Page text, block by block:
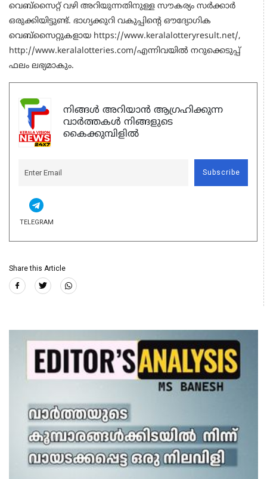
വെബ്സൈറ്റ് വഴി അറിയുന്നതിനുള്ള സൗകര്യം സർക്കാർ
ഒരുക്കിയിട്ടുണ്ട്. ഭാഗ്യക്കുറി വകുപ്പിന്‍റെ ഔദ്യോഗിക
വെബ്‍സൈറ്റുകളായ https://www.keralalotteryresult.net/,
http://www.keralalotteries.com/എന്നിവയില്‍ നറുക്കെടുപ്പ്
ഫലം ലഭ്യമാകും.
നിങ്ങൾ അറിയാൻ ആഗ്രഹിക്കുന്ന
വാർത്തകൾ നിങ്ങളുടെ
കൈക്കുമ്പിളിൽ
Subscribe
TELEGRAM
Share this Article